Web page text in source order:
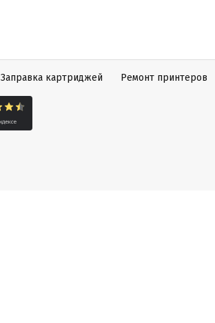
Заправка картриджей Ремонт принтеров